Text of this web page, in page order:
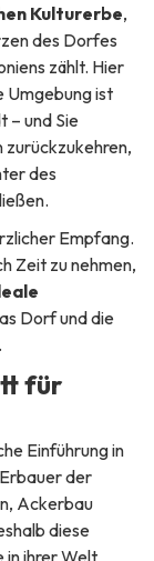
Kulturerbe,
des Dorfes
zählt. Hier
Umgebung ist
– und Sie
zurückzukehren,
des
Empfang.
Zeit zu nehmen,
Dorf und die
für
Einführung in
der
Ackerbau
diese
in ihrer Welt